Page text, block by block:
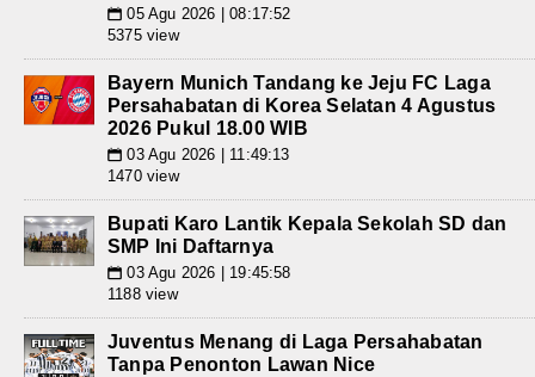
📅 05 Agu 2026 | 08:17:52
5375 view
Bayern Munich Tandang ke Jeju FC Laga
Persahabatan di Korea Selatan 4 Agustus
2026 Pukul 18.00 WIB
📅 03 Agu 2026 | 11:49:13
1470 view
Bupati Karo Lantik Kepala Sekolah SD dan
SMP Ini Daftarnya
📅 03 Agu 2026 | 19:45:58
1188 view
Juventus Menang di Laga Persahabatan
Tanpa Penonton Lawan Nice